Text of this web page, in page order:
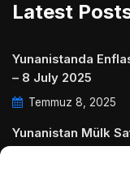
Latest
Yunanistanda
– 8 July 2025
Temmuz 8, 2025
Yunanistan Mülk